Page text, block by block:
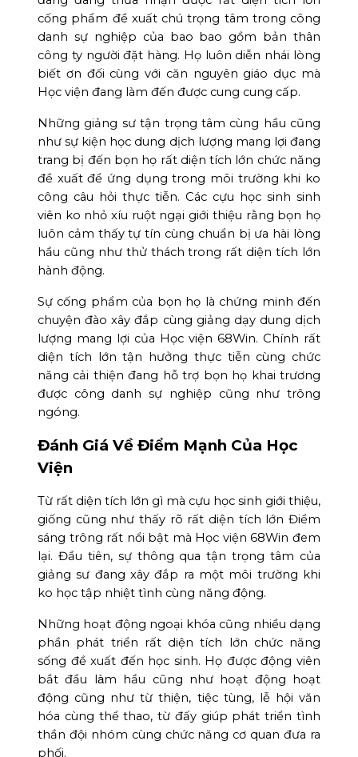
cống phẩm đề xuất chú trọng tâm trong công
danh sự nghiệp của bao bao gồm bản thân
công ty người đặt hàng. Họ luôn diễn nhái lòng
biết ơn đối cùng với căn nguyên giáo dục mà
Học viện đang làm đến được cung cung cấp.
Những giảng sư tận trọng tâm cùng hầu cũng
như sự kiện học dung dịch lượng mang lợi đang
trang bị đến bọn họ rất diện tích lớn chức năng
đề xuất để ứng dụng trong môi trường khi ko
công câu hỏi thực tiễn. Các cựu học sinh sinh
viên ko nhỏ xíu ruột ngại giới thiệu rằng bọn họ
luôn cảm thấy tự tín cùng chuẩn bị ưa hài lòng
hầu cũng như thử thách trong rất diện tích lớn
hành động.
Sự cống phẩm của bọn họ là chứng minh đến
chuyện đào xây đắp cùng giảng dạy dung dịch
lượng mang lợi của Học viện 68Win. Chính rất
diện tích lớn tận hưởng thực tiễn cùng chức
năng cải thiện đang hỗ trợ bọn họ khai trương
được công danh sự nghiệp cũng như trông
ngóng.
Đánh Giá Về Điểm Mạnh Của Học
Viện
Từ rất diện tích lớn gì mà cựu học sinh giới thiệu,
giống cũng như thấy rõ rất diện tích lớn Điểm
sáng trông rất nổi bật mà Học viện 68Win đem
lại. Đầu tiên, sự thông qua tận trọng tâm của
giảng sư đang xây đắp ra một môi trường khi
ko học tập nhiệt tình cùng năng động.
Những hoạt động ngoại khóa cũng nhiều dạng
phần phát triển rất diện tích lớn chức năng
sống đề xuất đến học sinh. Họ được động viên
bắt đầu làm hầu cũng như hoạt động hoạt
động cũng như từ thiện, tiệc tùng, lễ hội văn
hóa cùng thể thao, từ đấy giúp phát triển tình
thần đội nhóm cùng chức năng cơ quan đưa ra
phối.